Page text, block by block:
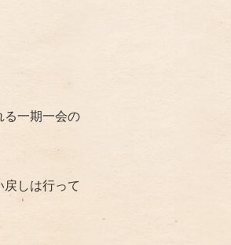
る一期一会の
しは行って